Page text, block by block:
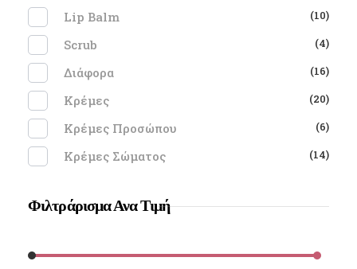
Lip Balm (10)
Scrub (4)
Διάφορα (16)
Κρέμες (20)
Κρέμες Προσώπου (6)
Κρέμες Σώματος (14)
Φιλτράρισμα Ανα Τιμή